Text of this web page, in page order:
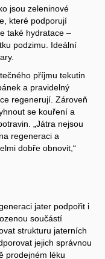
jsou zeleninové
které podporují
také hydratace –
podzimu. Ideální
příjmu tekutin
a pravidelný
regenerují. Zároveň
se kouření a
„Játra nejsou
regeneraci a
dobře obnovit,“
jater podpořit i
součástí
strukturu jaterních
jejich správnou
prodejném léku